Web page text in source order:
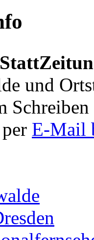
und
E-Mail